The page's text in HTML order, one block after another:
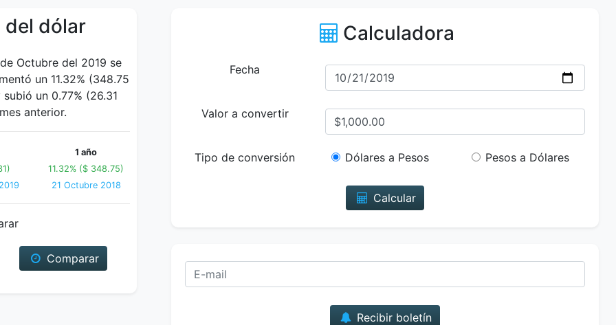
del dólar
Octubre del 2019 se
un 11.32% (348.75
un 0.77% (26.31
anterior.
1 año
11.32% ($ 348.75)
21 Octubre 2018
Comparar
Calculadora
Fecha
Valor a convertir
Tipo de conversión Dólares a Pesos Pesos a Dólares
Calcular
Recibir boletín